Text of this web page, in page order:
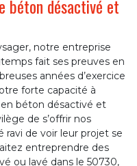
béton désactivé et
notre entreprise
fait ses preuves en
années d’exercice
forte capacité à
béton désactivé et
de s’offrir nos
de voir leur projet se
entreprendre des
ou lavé dans le 50730,